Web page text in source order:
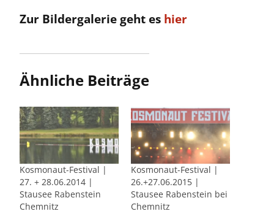
Zur Bildergalerie geht es hier
Ähnliche Beiträge
Kosmonaut-Festival |
27. + 28.06.2014 |
Stausee Rabenstein
Chemnitz
Kosmonaut-Festival |
26.+27.06.2015 |
Stausee Rabenstein bei
Chemnitz